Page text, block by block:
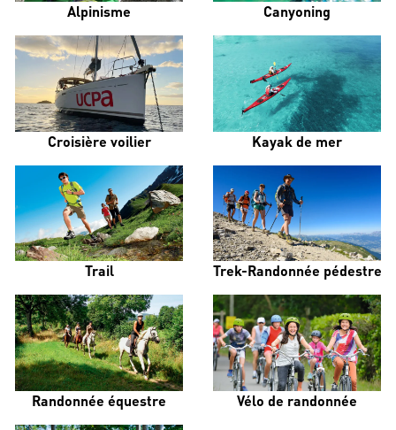
Alpinisme Canyoning
Croisière voilier Kayak de mer
Trail Trek-Randonnée pédestre
Randonnée équestre Vélo de randonnée